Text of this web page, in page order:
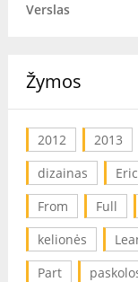
Verslas
Žymos
2012 2013
dizainas
Eric
From
Full
kelionės
Part